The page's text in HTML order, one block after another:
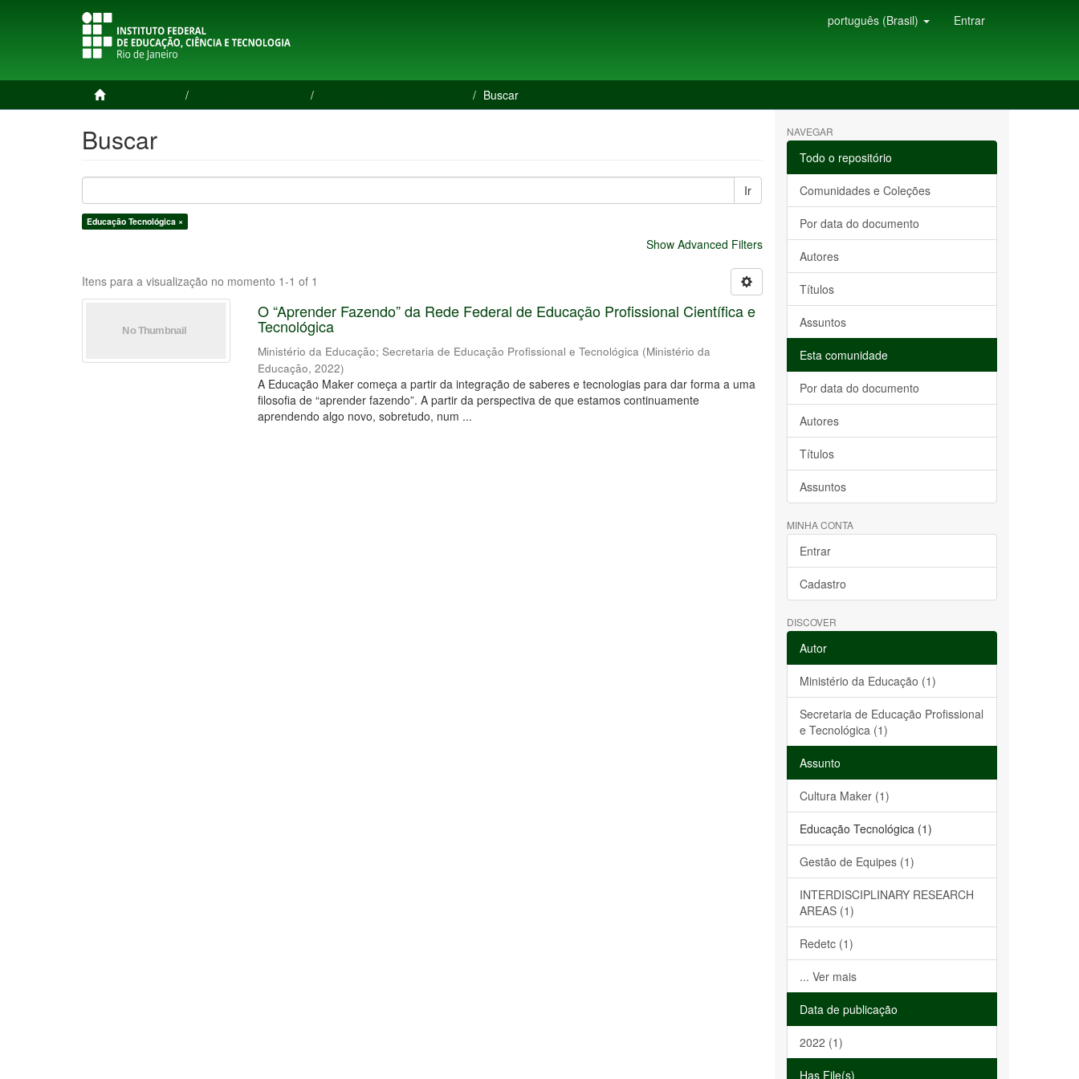
português (Brasil) Entrar
Buscar
Buscar
Ir
Educação Tecnológica ×
Show Advanced Filters
Itens para a visualização no momento 1-1 of 1
O “Aprender Fazendo” da Rede Federal de Educação Profissional Científica e
Tecnológica
Ministério da Educação;Secretaria de Educação Profissional e Tecnológica (Ministério da
Educação,2022)
A Educação Maker começa a partir da integração de saberes e tecnologias para dar forma a uma
filosofia de “aprender fazendo”. A partir da perspectiva de que estamos continuamente
aprendendo algo novo, sobretudo, num ...
NAVEGAR
Todo o repositório
Comunidades e Coleções
Por data do documento
Autores
Títulos
Assuntos
Esta comunidade
Por data do documento
Autores
Títulos
Assuntos
MINHA CONTA
Entrar
Cadastro
DISCOVER
Autor
Ministério da Educação (1)
Secretaria de Educação Profissional
e Tecnológica (1)
Assunto
Cultura Maker (1)
Educação Tecnológica (1)
Gestão de Equipes (1)
INTERDISCIPLINARY RESEARCH
AREAS (1)
Redetc (1)
... Ver mais
Data de publicação
2022 (1)
Has File(s)